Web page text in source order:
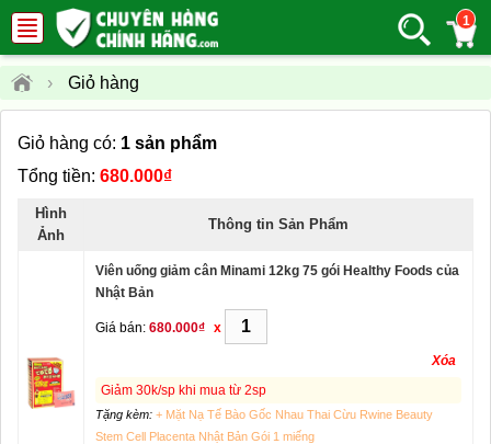
1
› Giỏ hàng
Giỏ hàng có: 1 sản phẩm
Tổng tiền: 680.000₫
Hình
Ảnh
Thông tin Sản Phẩm
Viên uống giảm cân Minami 12kg 75 gói Healthy Foods của
Nhật Bản
Giá bán: 680.000₫ x
Xóa
Giảm 30k/sp khi mua từ 2sp
Tặng kèm: + Mặt Nạ Tế Bào Gốc Nhau Thai Cừu Rwine Beauty
Stem Cell Placenta Nhật Bản Gói 1 miếng